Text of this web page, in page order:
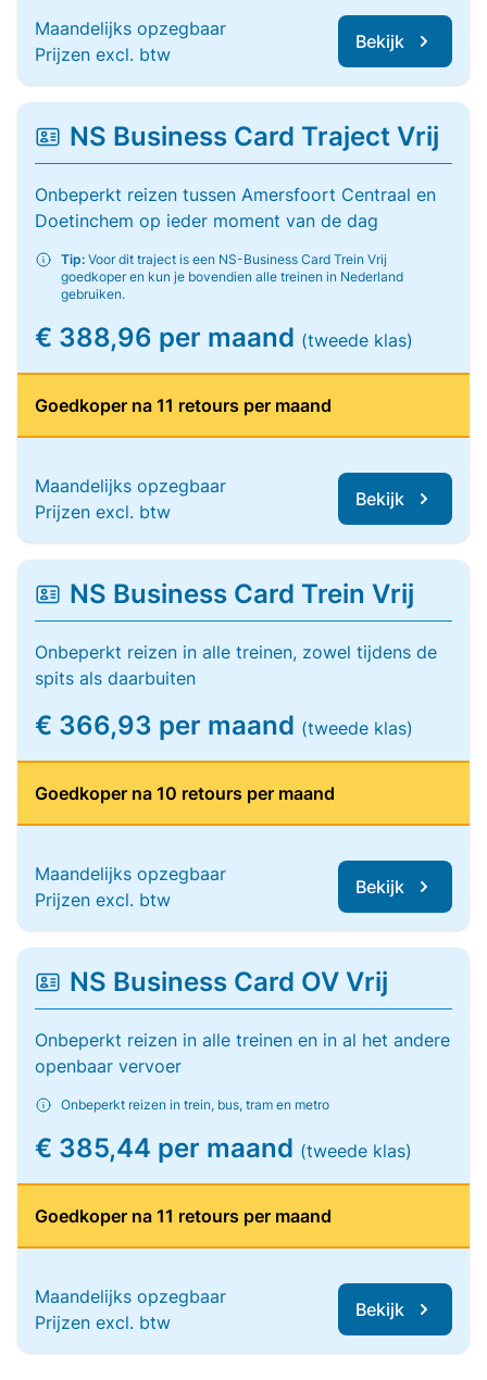
Maandelijks opzegbaar
Prijzen excl. btw
Bekijk
NS Business Card Traject Vrij
Onbeperkt reizen tussen Amersfoort Centraal en
Doetinchem op ieder moment van de dag
Tip: Voor dit traject is een NS-Business Card Trein Vrij
goedkoper en kun je bovendien alle treinen in Nederland
gebruiken.
€ 388,96 per maand (tweede klas)
Goedkoper na 11 retours per maand
Maandelijks opzegbaar
Prijzen excl. btw
Bekijk
NS Business Card Trein Vrij
Onbeperkt reizen in alle treinen, zowel tijdens de
spits als daarbuiten
€ 366,93 per maand (tweede klas)
Goedkoper na 10 retours per maand
Maandelijks opzegbaar
Prijzen excl. btw
Bekijk
NS Business Card OV Vrij
Onbeperkt reizen in alle treinen en in al het andere
openbaar vervoer
Onbeperkt reizen in trein, bus, tram en metro
€ 385,44 per maand (tweede klas)
Goedkoper na 11 retours per maand
Maandelijks opzegbaar
Prijzen excl. btw
Bekijk